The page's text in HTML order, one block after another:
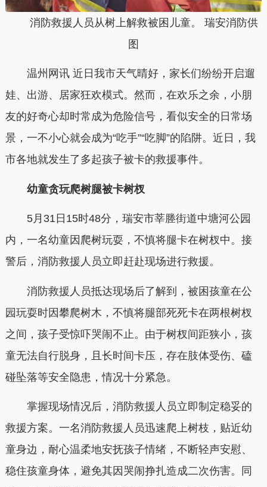
消防救援人员从树上解救被困儿童。 瑞安消防供
图
温州网讯 近日我市天气晴好，家长们纷纷开启遛
娃、出游、居家狂欢模式。然而，在欢乐之余，小朋
友的好奇心却时常成为危险信号，看似安全的日常场
景，一不小心就会成为“吃手”“吃脚”的陷阱。近日，我
市各地就发生了多起孩子被卡的救援事件。
幼童贪玩爬树腿被卡树杈
5月31日15时48分，瑞安市莘塍街道中塘河公园
内，一名幼童因爬树玩耍，不慎将腿卡在树杈中。接
警后，消防救援人员立即赶赴现场进行救援。
消防救援人员抵达现场后了解到，被困孩童在公
园玩耍时因攀爬树木，不慎将腿部死死卡在两根树杈
之间，孩子受惊吓哭闹不止。由于树杈间距狭小，孩
童无法自行脱身，且长时间卡压，存在肢体受伤、磕
碰坠落等安全隐患，情况十分紧急。
掌握现场情况后，消防救援人员立即制定稳妥的
救援方案。一名消防救援人员迅速爬上树枝，贴近幼
童身边，耐心温柔地安抚孩子情绪，不断轻声安慰、
稳住孩童身体，避免其因哭闹挣扎造成二次伤害。同